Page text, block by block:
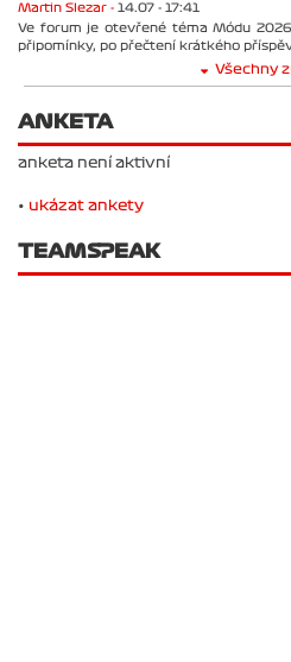
Martin Slezar - 14.07 - 17:41
Ve forum je otevřené téma Módu
připomínky, po přečtení krátkého
Všechny
ANKETA
anketa není aktivní
• ukázat ankety
TEAMSPEAK